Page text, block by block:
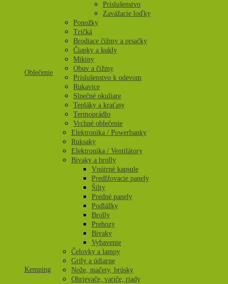
Príslušenstvo
Zavážacie loďky
Oblečenie
Ponožky
Tričká
Brodiace čižmy a prsačky
Čiapky a kukly
Mikiny
Obuv a čižmy
Príslušenstvo k odevom
Rukavice
Slnečné okuliare
Tepláky a kraťasy
Termoprádlo
Vrchné oblečenie
Kemping
Elektronika / Powerbanky
Ruksaky
Elektronika / Ventilátory
Bivaky a brolly
Vnútrné kapsule
Predlžovacie panely
Šilty
Predné panely
Podlážky
Brolly
Prehozy
Bivaky
Vybavenie
Čelovky a lampy
Grily a údiarne
Nože, mačety, brúsky
Ohrievače, variče, riady